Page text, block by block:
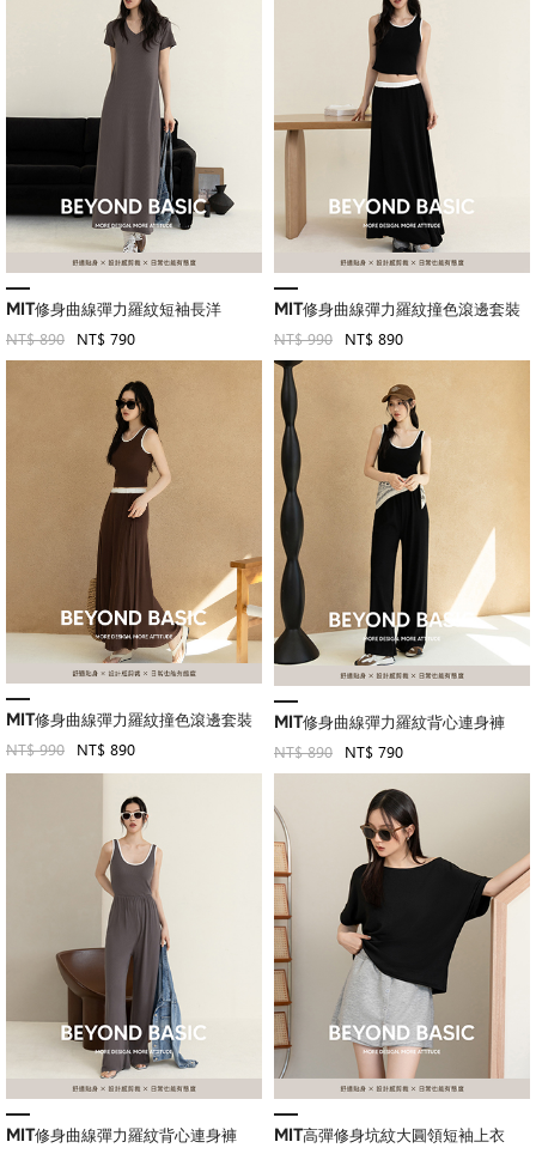
MIT修身曲線彈力羅紋短袖長洋
NT$ 890 NT$ 790
MIT修身曲線彈力羅紋撞色滾邊套裝
NT$ 990 NT$ 890
MIT修身曲線彈力羅紋撞色滾邊套裝
NT$ 990 NT$ 890
MIT修身曲線彈力羅紋背心連身褲
NT$ 890 NT$ 790
MIT修身曲線彈力羅紋背心連身褲 MIT高彈修身坑紋大圓領短袖上衣